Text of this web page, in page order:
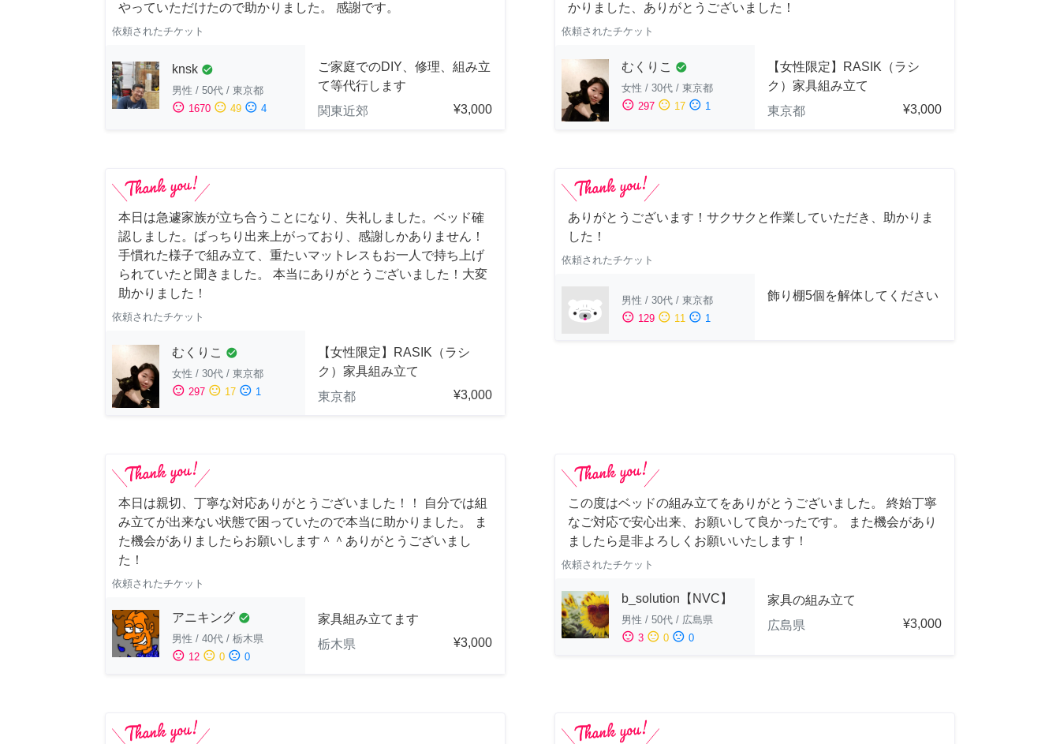
やっていただけたので助かりました。 感謝です。
依頼されたチケット
knsk check_circle
男性 / 50代 / 東京都
sentiment_satisfied 1670 sentiment_neutral 49 sentiment_dissatisfied 4
ご家庭でのDIY、修理、組み立
て等代行します
関東近郊
¥3,000
かりました、ありがとうございました！
依頼されたチケット
むくりこ check_circle
女性 / 30代 / 東京都
sentiment_satisfied 297 sentiment_neutral 17 sentiment_dissatisfied 1
【女性限定】RASIK（ラシ
ク）家具組み立て
東京都
¥3,000
本日は急遽家族が立ち合うことになり、失礼しました。ベッド確
認しました。ばっちり出来上がっており、感謝しかありません！
手慣れた様子で組み立て、重たいマットレスもお一人で持ち上げ
られていたと聞きました。 本当にありがとうございました！大変
助かりました！
依頼されたチケット
むくりこ check_circle
女性 / 30代 / 東京都
sentiment_satisfied 297 sentiment_neutral 17 sentiment_dissatisfied 1
【女性限定】RASIK（ラシ
ク）家具組み立て
東京都
¥3,000
ありがとうございます！サクサクと作業していただき、助かりま
した！
依頼されたチケット
男性 / 30代 / 東京都
sentiment_satisfied 129 sentiment_neutral 11 sentiment_dissatisfied 1
飾り棚5個を解体してください
本日は親切、丁寧な対応ありがとうございました！！ 自分では組
み立てが出来ない状態で困っていたので本当に助かりました。 ま
た機会がありましたらお願いします＾＾ありがとうございまし
た！
依頼されたチケット
アニキング check_circle
男性 / 40代 / 栃木県
sentiment_satisfied 12 sentiment_neutral 0 sentiment_dissatisfied 0
家具組み立てます
栃木県
¥3,000
この度はベッドの組み立てをありがとうございました。 終始丁寧
なご対応で安心出来、お願いして良かったです。 また機会があり
ましたら是非よろしくお願いいたします！
依頼されたチケット
b_solution【NVC】
男性 / 50代 / 広島県
sentiment_satisfied 3 sentiment_neutral 0 sentiment_dissatisfied 0
家具の組み立て
広島県
¥3,000